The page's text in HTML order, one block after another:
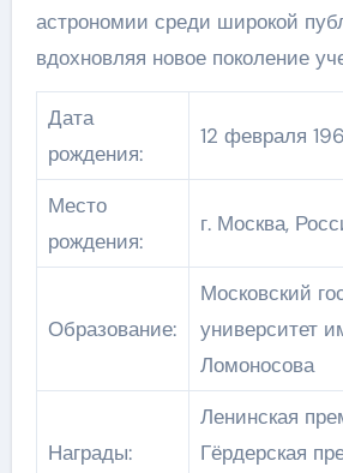
астрономии среди широкой
вдохновляя новое поколение
Дата
рождения:
12 февраля
Место
рождения:
г. Москва,
Образование:
Московский
университет
Ломоносова
Награды:
Ленинская
Гёрдерская